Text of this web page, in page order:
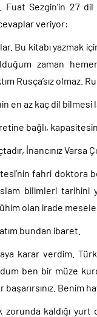
Fuat Sezgin’in 27
veriyor:
Bu kitabı yazmak
zaman
Rusça’sız olmaz.
en az kaç dil bilmesi
bağlı,
İnancınız Varsa
fahri doktora
bilimleri tarihini
olan irade
bundan ibaret.
karar verdim.
ben bir müze
Benim
kaldığı yurt